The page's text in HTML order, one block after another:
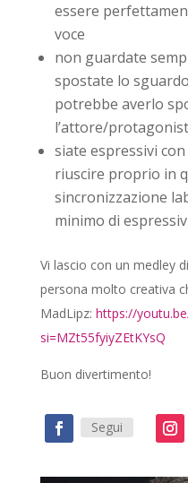
essere
voce
non guardate
spostate lo
potrebbe averlo
l’attore/
siate espressivi
riuscire proprio in
sincronizzazione
minimo di
Vi lascio con un medley
persona molto creativa
MadLipz: https://
si=MZt55fyiyZEtKYsQ
Buon divertimento!
Segui